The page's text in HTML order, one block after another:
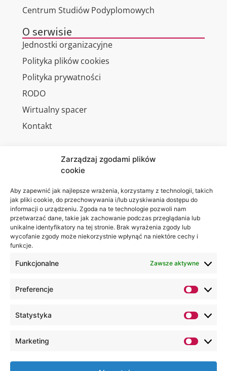
Zarządzaj zgodami plików
cookie
Aby zapewnić jak najlepsze wrażenia, korzystamy z technologii, takich
jak pliki cookie, do przechowywania i/lub uzyskiwania dostępu do
informacji o urządzeniu. Zgoda na te technologie pozwoli nam
przetwarzać dane, takie jak zachowanie podczas przeglądania lub
unikalne identyfikatory na tej stronie. Brak wyrażenia zgody lub
wycofanie zgody może niekorzystnie wpłynąć na niektóre cechy i
funkcje.
Funkcjonalne Zawsze aktywne
Preferencje
Statystyka
Marketing
Centrum Studiów Podyplomowych
O serwisie
Jednostki organizacyjne
Polityka plików cookies
Polityka prywatności
RODO
Wirtualny spacer
Kontakt
Akademia
WSEI
ul.
Projektowa
4